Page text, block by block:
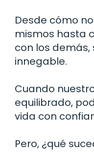
Desde cómo
mismos hasta
con los
innegable.
Cuando
equilibrado,
vida con
Pero, ¿qué